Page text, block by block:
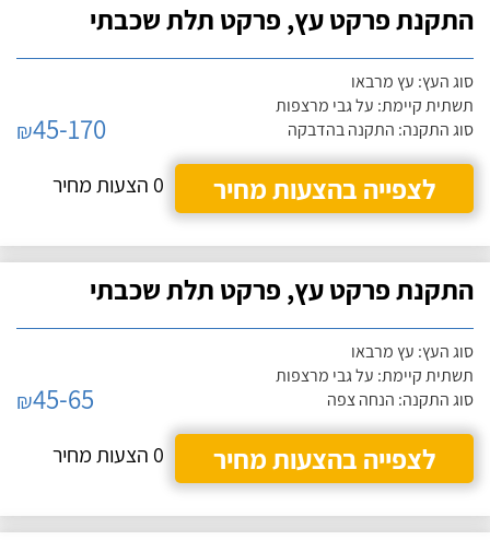
התקנת פרקט עץ, פרקט תלת שכבתי
סוג העץ: עץ מרבאו
תשתית קיימת: על גבי מרצפות
סוג התקנה: התקנה בהדבקה
₪45-170
לצפייה בהצעות מחיר
0 הצעות מחיר
התקנת פרקט עץ, פרקט תלת שכבתי
סוג העץ: עץ מרבאו
תשתית קיימת: על גבי מרצפות
סוג התקנה: הנחה צפה
₪45-65
לצפייה בהצעות מחיר
0 הצעות מחיר